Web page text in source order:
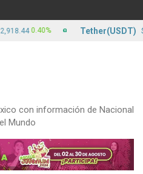
con información de Nacional
Mundo
0.40% Tether(USDT) $17.15